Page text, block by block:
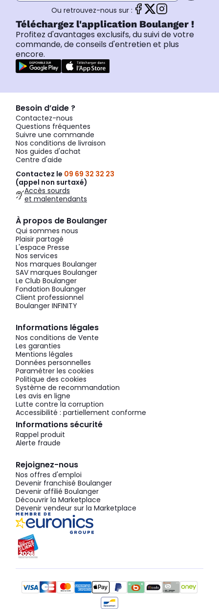
Ou retrouvez-nous sur :
Téléchargez l'application Boulanger !
Profitez d'avantages exclusifs, du suivi de votre
commande, de conseils d'entretien et plus
encore.
Besoin d’aide ?
Contactez-nous
Questions fréquentes
Suivre une commande
Nos conditions de livraison
Nos guides d'achat
Centre d'aide
Contactez le 09 69 32 32 23
(appel non surtaxé)
Accès sourds
et malentendants
À propos de Boulanger
Qui sommes nous
Plaisir partagé
L'espace Presse
Nos services
Nos marques Boulanger
SAV marques Boulanger
Le Club Boulanger
Fondation Boulanger
Client professionnel
Boulanger INFINITY
Informations légales
Nos conditions de Vente
Les garanties
Mentions légales
Données personnelles
Paramétrer les cookies
Politique des cookies
Système de recommandation
Les avis en ligne
Lutte contre la corruption
Accessibilité : partiellement conforme
Informations sécurité
Rappel produit
Alerte fraude
Rejoignez-nous
Nos offres d'emploi
Devenir franchisé Boulanger
Devenir affilié Boulanger
Découvrir la Marketplace
Devenir vendeur sur la Marketplace